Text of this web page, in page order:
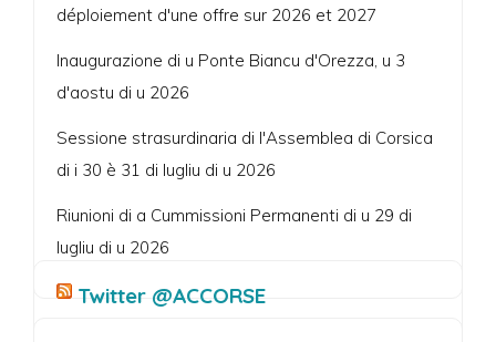
déploiement d'une offre sur 2026 et 2027
Inaugurazione di u Ponte Biancu d'Orezza, u 3
d'aostu di u 2026
Sessione strasurdinaria di l'Assemblea di Corsica
di i 30 è 31 di lugliu di u 2026
Riunioni di a Cummissioni Permanenti di u 29 di
lugliu di u 2026
Twitter @ACCORSE